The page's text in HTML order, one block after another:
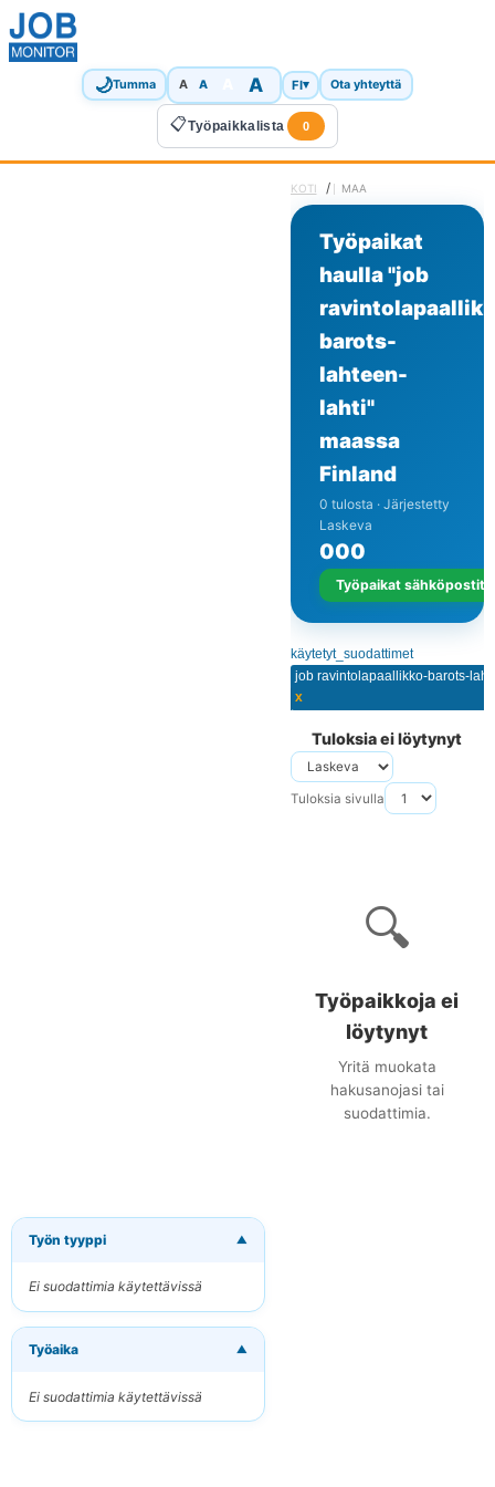
🌙Tumma A A A FI▾ Ota yhteyttä
📋Työpaikkalista 0
KOTI / MAA
Työpaikat
haulla "job
barots-
lahteen-
lahti"
maassa
Finland
0 tulosta · Järjestetty
Laskeva
000
Työpaikat
käytetyt_suodattimet
job ravintolapaallikko-barots-
x
Tuloksia ei löytynyt
Tuloksia sivulla
🔍
Työpaikkoja ei
löytynyt
Yritä muokata
hakusanojasi tai
suodattimia.
Työn tyyppi ▼
Ei suodattimia käytettävissä
Työaika ▼
Ei suodattimia käytettävissä